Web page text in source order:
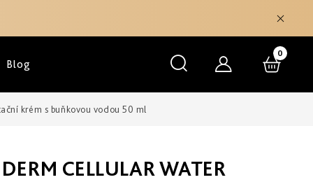
Blog
krém s buňkovou vodou 50 ml
CELLULAR WATER